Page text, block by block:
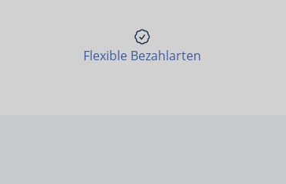
Flexible Bezahlarten